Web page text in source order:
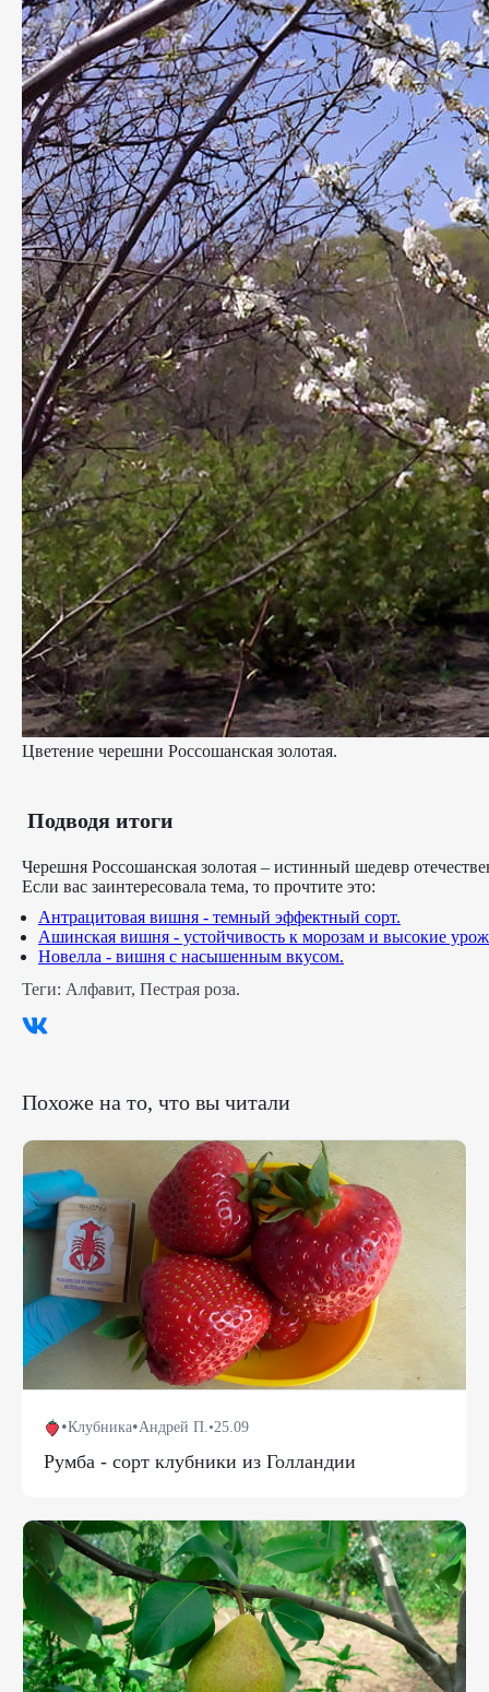
Цветение черешни Россошанская золотая.
Подводя итоги
Черешня Россошанская золотая – истинный шедевр
Если вас заинтересовала тема, то прочтите это:
Антрацитовая вишня - темный эффектный сорт.
Ашинская вишня - устойчивость к морозам и высокие
Новелла - вишня с насышенным вкусом.
Теги: Алфавит, Пестрая роза.
Похоже на то, что вы читали
•Клубника•Андрей П.•25.09
Румба - сорт клубники из Голландии